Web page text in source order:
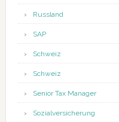
Russland
SAP
Schweiz
Schweiz
Senior Tax Manager
Sozialversicherung